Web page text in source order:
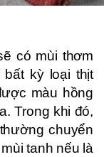
có mùi thơm
kỳ loại thịt
màu hồng
Trong khi đó,
chuyển
tanh nếu là